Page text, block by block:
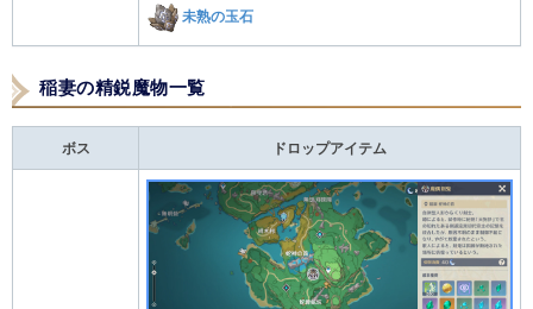
未熟の玉石
稲妻の精鋭魔物一覧
ボス ドロップアイテム